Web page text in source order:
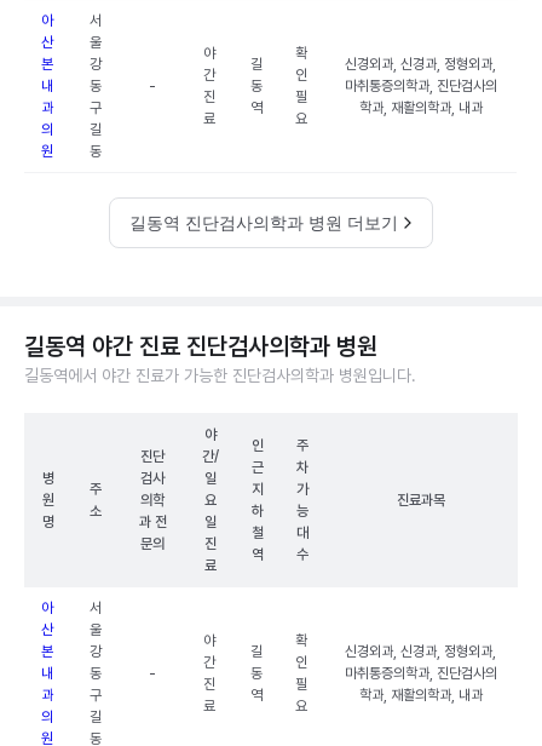
아
산
본
내
과
의
원
서
울
강
동
구
길
동
-
야
간
진
료
길
동
역
확
인
필
요
신경외과, 신경과, 정형외과,
마취통증의학과, 진단검사의
학과, 재활의학과, 내과
길동역 진단검사의학과 병원 더보기
길동역 야간 진료 진단검사의학과 병원
길동역에서 야간 진료가 가능한 진단검사의학과 병원입니다.
병
원
명
주
소
진단
검사
의학
과 전
문의
야
간/
일
요
일
진
료
인
근
지
하
철
역
주
차
가
능
대
수
진료과목
아
산
본
내
과
의
원
서
울
강
동
구
길
동
-
야
간
진
료
길
동
역
확
인
필
요
신경외과, 신경과, 정형외과,
마취통증의학과, 진단검사의
학과, 재활의학과, 내과